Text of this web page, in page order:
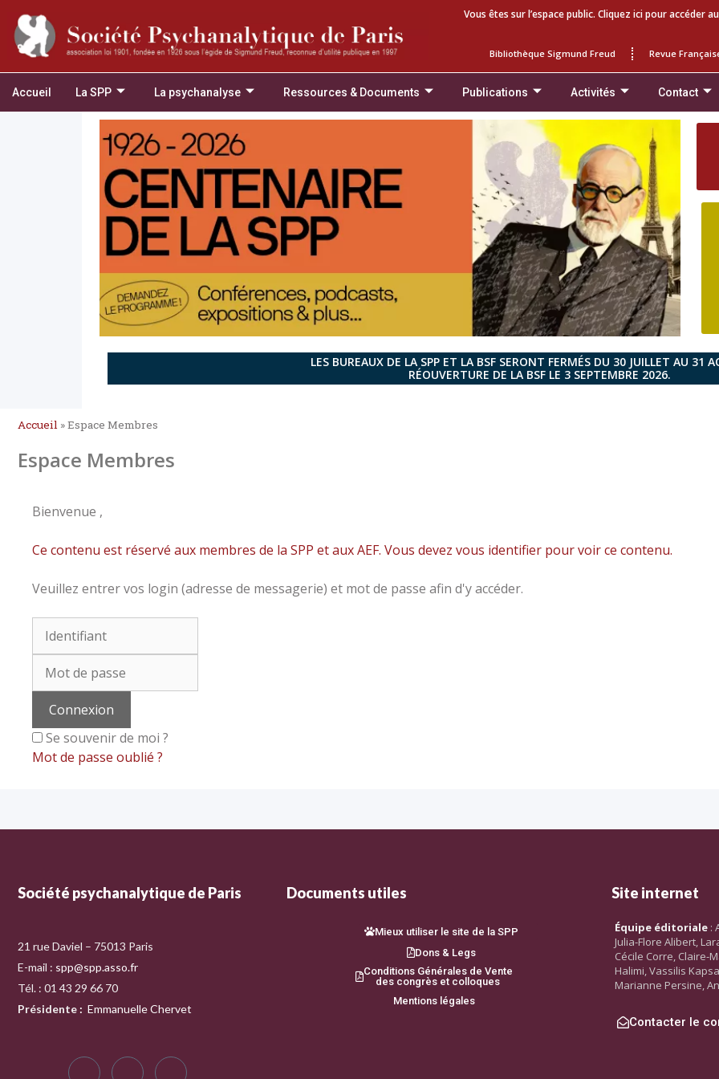
Vous êtes sur l’espace public. Cliquez ici pour accéder
Bibliothèque Sigmund Freud Revue
Accueil La SPP La psychanalyse Ressources & Documents Publications Activités Contact
LES BUREAUX DE LA SPP ET LA BSF SERONT FERMÉS DU 30 JUILLET AU 31
RÉOUVERTURE DE LA BSF LE 3 SEPTEMBRE 2026.
Accueil »Espace Membres
Espace Membres
Bienvenue ,
Ce contenu est réservé aux membres de la SPP et aux AEF. Vous devez vous identifier pour voir ce contenu.
Veuillez entrer vos login (adresse de messagerie) et mot de passe afin d'y accéder.
Se souvenir de moi ?
Mot de passe oublié ?
Société psychanalytique de Paris
21 rue Daviel – 75013 Paris
E-mail : spp@spp.asso.fr
Tél. : 01 43 29 66 70
Présidente : Emmanuelle Chervet
Documents utiles
Mieux utiliser le site de la SPP
Dons & Legs
Conditions Générales de Vente
des congrès et colloques
Mentions légales
Site internet
Équipe éditoriale :
Julia-Flore Alibert,
Cécile Corre, Claire-
Halimi, Vassilis
Marianne Persine,
Contacter le